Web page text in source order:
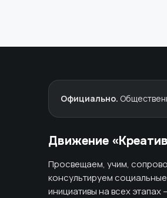
Официально.
Движение
Просвещаем, учим,
консультируем
инициативы на всех этапах